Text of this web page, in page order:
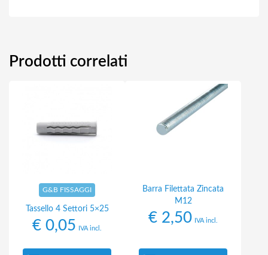
Prodotti correlati
G&B FISSAGGI
Tassello 4 Settori 5×25
€ 0,05 IVA incl.
Barra Filettata Zincata
M12
€ 2,50 IVA incl.